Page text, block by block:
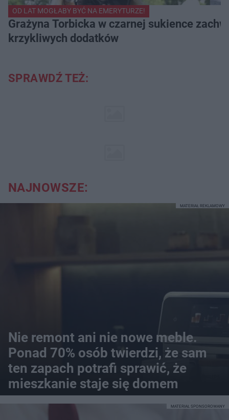
OD LAT MOGŁABY BYĆ NA EMERYTURZE!
Grażyna Torbicka w czarnej sukience
krzykliwych dodatków
SPRAWDŹ TEŻ:
NAJNOWSZE:
Nie remont ani nie nowe meble.
Ponad 70% osób twierdzi, że sam
ten zapach potrafi sprawić, że
mieszkanie staje się domem
MATERIAŁ REKLAMOWY
MATERIAŁ SPONSOROWANY